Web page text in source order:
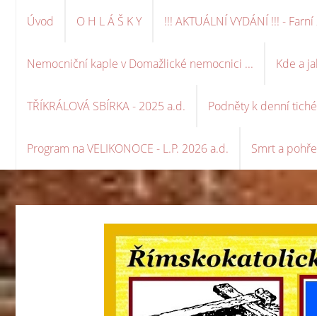
Úvod O H L Á Š K Y !!! AKTUÁLNÍ VYDÁNÍ !!! -
Nemocniční kaple v Domažlické nemocnici ... Kde a
TŘÍKRÁLOVÁ SBÍRKA - 2025 a.d. Podněty k denní tiché
Program na VELIKONOCE - L.P. 2026 a.d. Smrt a